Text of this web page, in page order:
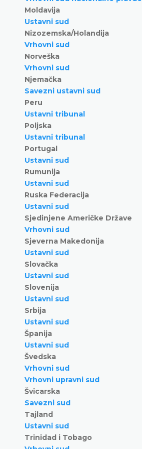
Moldavija
Ustavni sud
Nizozemska/Holandija
Vrhovni sud
Norveška
Vrhovni sud
Njemačka
Savezni ustavni sud
Peru
Ustavni tribunal
Poljska
Ustavni tribunal
Portugal
Ustavni sud
Rumunija
Ustavni sud
Ruska Federacija
Ustavni sud
Sjedinjene Američke Države
Vrhovni sud
Sjeverna Makedonija
Ustavni sud
Slovačka
Ustavni sud
Slovenija
Ustavni sud
Srbija
Ustavni sud
Španija
Ustavni sud
Švedska
Vrhovni sud
Vrhovni upravni sud
Švicarska
Savezni sud
Tajland
Ustavni sud
Trinidad i Tobago